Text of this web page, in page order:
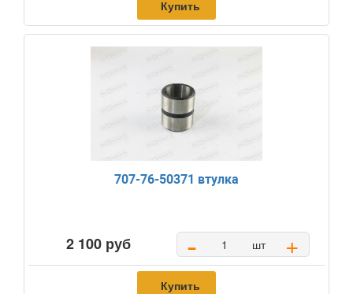
Купить
707-76-50371 втулка
2 100 руб - шт +
Купить